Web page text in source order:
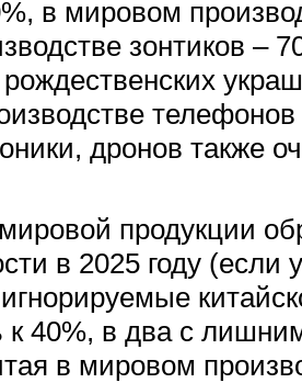
в мировом
зонтиков –
рождественских
дронов также
продукции
в 2025 году (если
к 40%, в два с
в мировом